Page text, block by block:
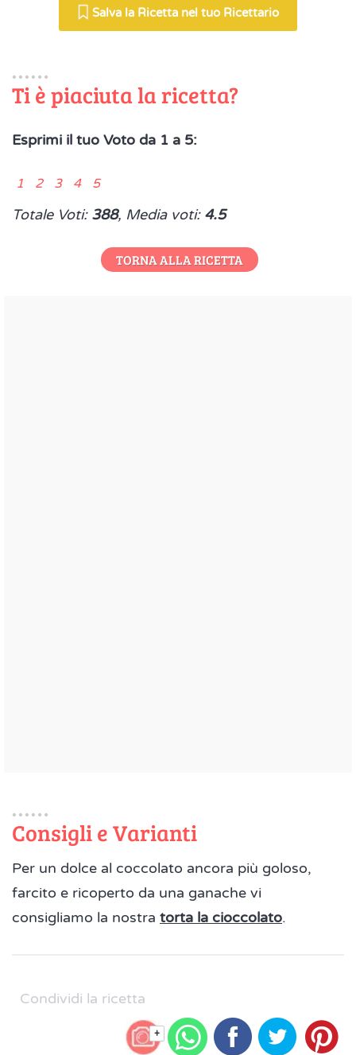
Salva la Ricetta nel tuo Ricettario
Ti è piaciuta la ricetta?
Esprimi il tuo Voto da 1 a 5:
1 2 3 4 5
Totale Voti: 388, Media voti: 4.5
TORNA ALLA RICETTA
Consigli e Varianti
Per un dolce al coccolato ancora più goloso,
farcito e ricoperto da una ganache vi
consigliamo la nostra torta la cioccolato.
Condividi la ricetta
+